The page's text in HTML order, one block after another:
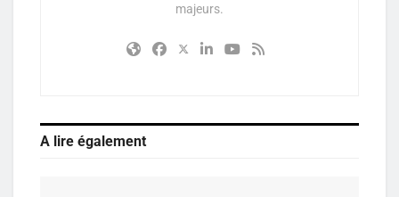
majeurs.
A lire également